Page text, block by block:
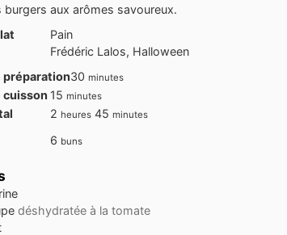
burgers aux arômes savoureux.
Pain
Frédéric Lalos, Halloween
préparation30minutes
minutes
cuisson 15minutes
minutes
2heures
heures 45minutes
minutes
6 buns
déshydratée à la tomate